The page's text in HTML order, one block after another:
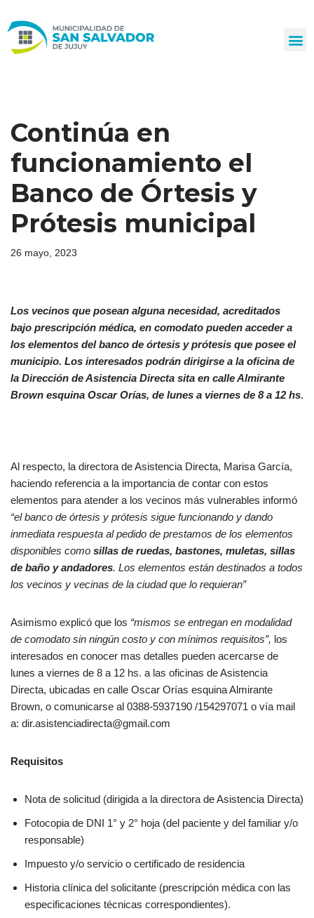
al
Continúa en
funcionamiento el
Banco de Órtesis y
Prótesis municipal
26 mayo, 2023
Los vecinos que posean alguna necesidad, acreditados
bajo prescripción médica, en comodato pueden acceder a
los elementos delbanco de órtesis y prótesis que posee el
municipio. Los interesados podrán dirigirse a la oficina de
la Dirección de Asistencia Directa sita en calle Almirante
Brown esquina Oscar Orías, de lunes a viernes de 8 a 12 hs.
Al respecto, la directora de Asistencia Directa, Marisa García,
haciendo referencia a la importancia de contar con estos
elementos para atender a los vecinos más vulnerables informó
“el banco de órtesis y prótesis sigue funcionando y dando
inmediata respuesta al pedido de prestamos de los elementos
disponibles como sillas de ruedas, bastones, muletas, sillas
de baño y andadores. Los elementos están destinados a todos
los vecinos y vecinas de la ciudad que lo requieran”
Asimismo explicó que los “mismos se entregan en modalidad
de comodato sin ningún costo y con mínimos requisitos”, los
interesados en conocer mas detalles pueden acercarse de
lunes a viernes de 8 a 12 hs. a las oficinas de Asistencia
Directa, ubicadas en calle Oscar Orías esquina Almirante
Brown, o comunicarse al 0388-5937190 /154297071 o vía mail
a: dir.asistenciadirecta@gmail.com
Requisitos
Nota de solicitud (dirigida a la directora de Asistencia Directa)
Fotocopia de DNI 1° y 2° hoja (del paciente y del familiar y/o
responsable)
Impuesto y/o servicio o certificado de residencia
Historia clínica del solicitante (prescripción médica con las
especificaciones técnicas correspondientes).